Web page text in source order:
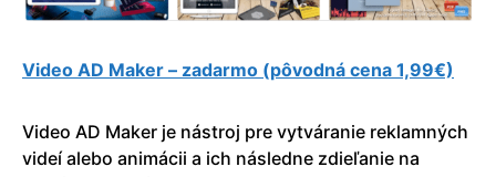
Video AD Maker – zadarmo (pôvodná cena 1,99€)
Video AD Maker je nástroj pre vytváranie reklamných
videí alebo animácii a ich následne zdieľanie na